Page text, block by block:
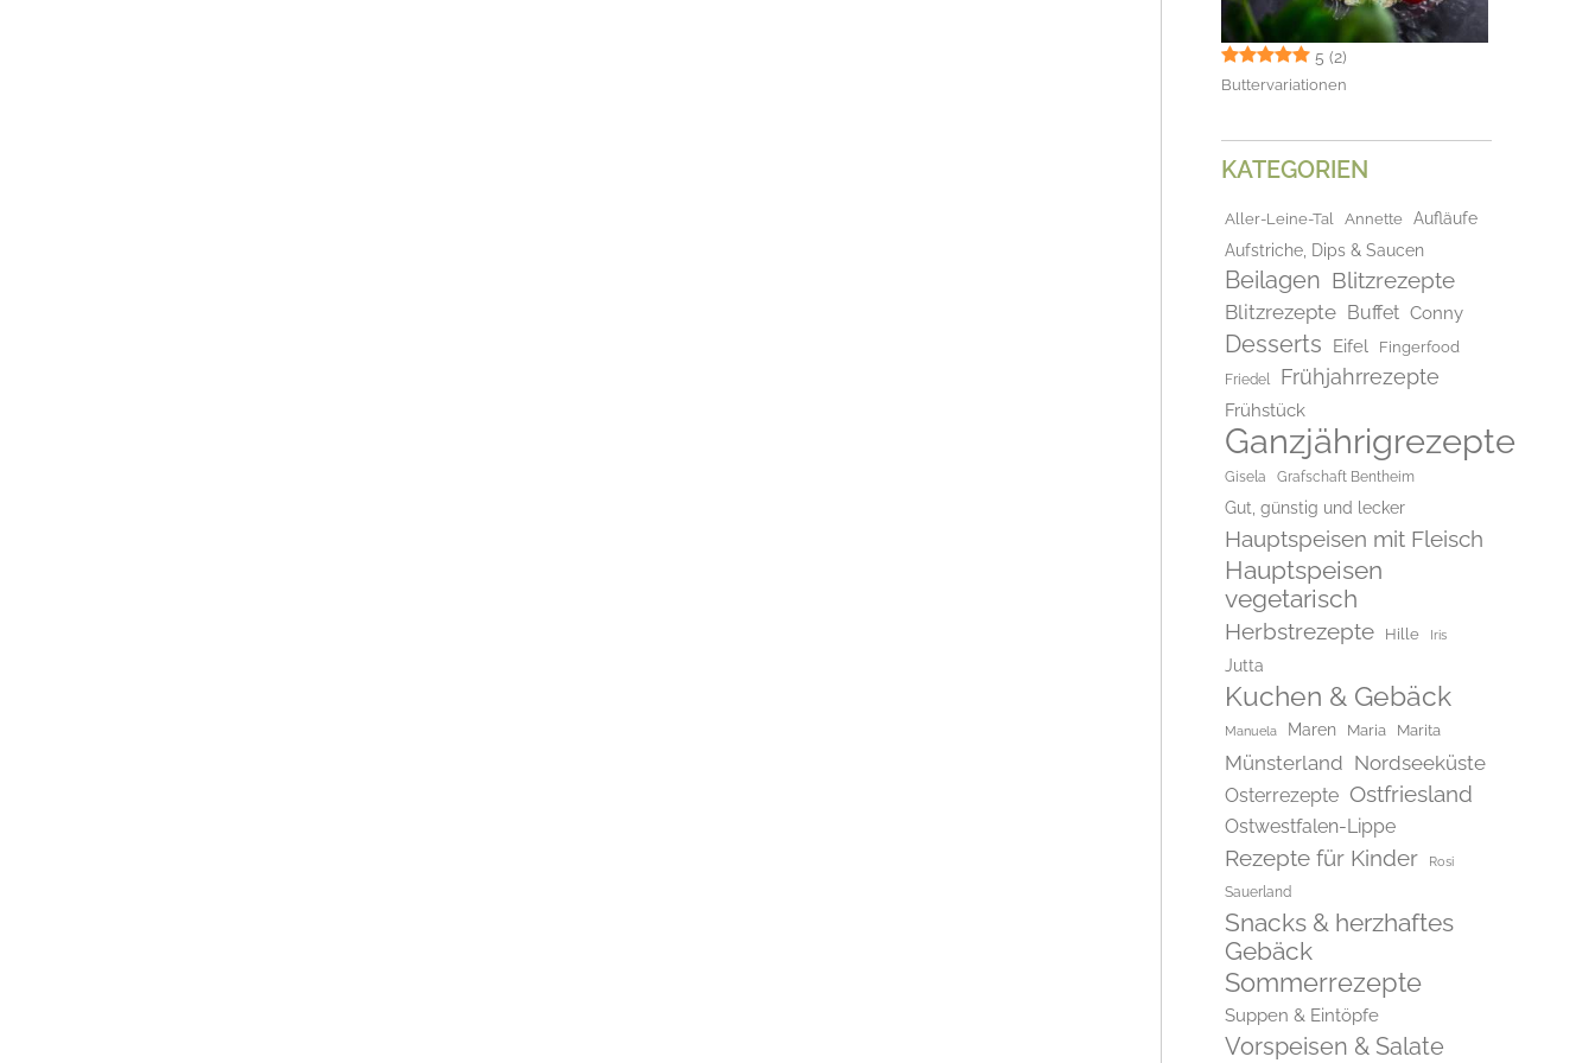
5 (2)
Buttervariationen
KATEGORIEN
Aller-Leine-Tal Annette
Aufläufe
Aufstriche, Dips & Saucen
Beilagen Blitzrezepte
Blitzrezepte Buffet Conny
Desserts Eifel Fingerfood
Friedel Frühjahrrezepte
Frühstück
Ganzjährigrezepte
Gisela Grafschaft Bentheim
Gut, günstig und lecker
Hauptspeisen mit Fleisch
Hauptspeisen
vegetarisch
Herbstrezepte Hille Iris
Jutta
Kuchen & Gebäck
Manuela Maren Maria Marita
Münsterland Nordseeküste
Osterrezepte Ostfriesland
Ostwestfalen-Lippe
Rezepte für Kinder
Rosi
Sauerland
Snacks & herzhaftes
Gebäck
Sommerrezepte
Suppen & Eintöpfe
Vorspeisen & Salate